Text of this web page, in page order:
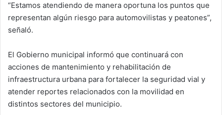
“Estamos atendiendo de manera oportuna los puntos que
representan algún riesgo para automovilistas y peatones”,
señaló.
El Gobierno municipal informó que continuará con
acciones de mantenimiento y rehabilitación de
infraestructura urbana para fortalecer la seguridad vial y
atender reportes relacionados con la movilidad en
distintos sectores del municipio.